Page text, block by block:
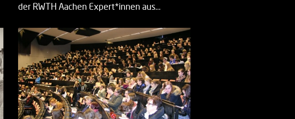
der RWTH Aachen Expert*innen aus…